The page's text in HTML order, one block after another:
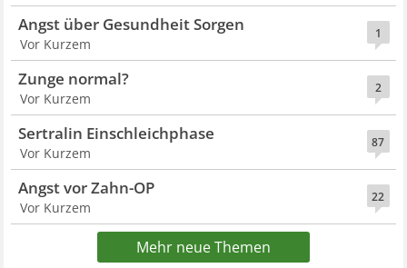
1
Angst über Gesundheit Sorgen
Vor Kurzem
2
Zunge normal?
Vor Kurzem
87
Sertralin Einschleichphase
Vor Kurzem
22
Angst vor Zahn-OP
Vor Kurzem
Mehr neue Themen